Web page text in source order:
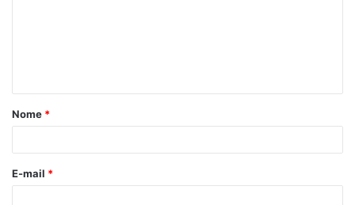
Nome *
E-mail *